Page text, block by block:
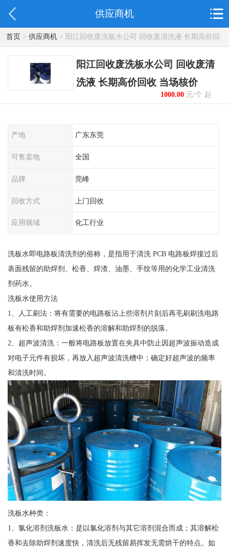
供应商机
首页> 供应商机> 阳江回收废洗板水公司 回收废清洗液 长期高价回
收 当场核价
阳江回收废洗板水公司 回收废清
洗液 长期高价回收 当场核价
1000.00元/个 起
产地 广东东莞
可售卖地 全国
品牌 莞峰
回收方式 上门回收
应用领域 化工行业
洗板水即电路板清洗剂的俗称，是指用于清洗 PCB 电路板焊接过后
表面残留的助焊剂、松香、焊渣、油墨、手纹等用的化学工业清洗
剂药水。
洗板水使用方法
1、人工刷法：将有需要的电路板沾上些溶剂片刻后再毛刷刷洗电路
板有松香和助焊剂加速松香的溶解和助焊剂的脱落。
2、超声波清洗：一般将电路板放置在夹具中防止因超声波振动造成
对电子元件有损坏，再放入超声波清洗槽中；确定好超声波的频率
和清洗时间。
洗板水种类：
1、氯化溶剂洗板水：是以氯化溶剂与其它溶剂混合而成；其溶解松
香和去除助焊剂速度快，清洗后无残留易挥发无需烘干的特点。如